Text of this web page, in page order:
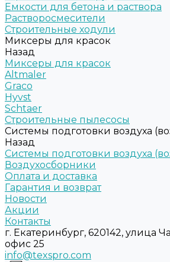
Емкости для бетона и раствора
Растворосмесители
Строительные ходули
Миксеры для красок
Назад
Миксеры для красок
Altmaler
Graco
Hyvst
Schtaer
Строительные пылесосы
Системы подготовки воздуха
Назад
Системы подготовки воздуха
Воздухосборники
Оплата и доставка
Гарантия и возврат
Новости
Акции
Контакты
г. Екатеринбург, 620142, улица
офис 25
info@texspro.com